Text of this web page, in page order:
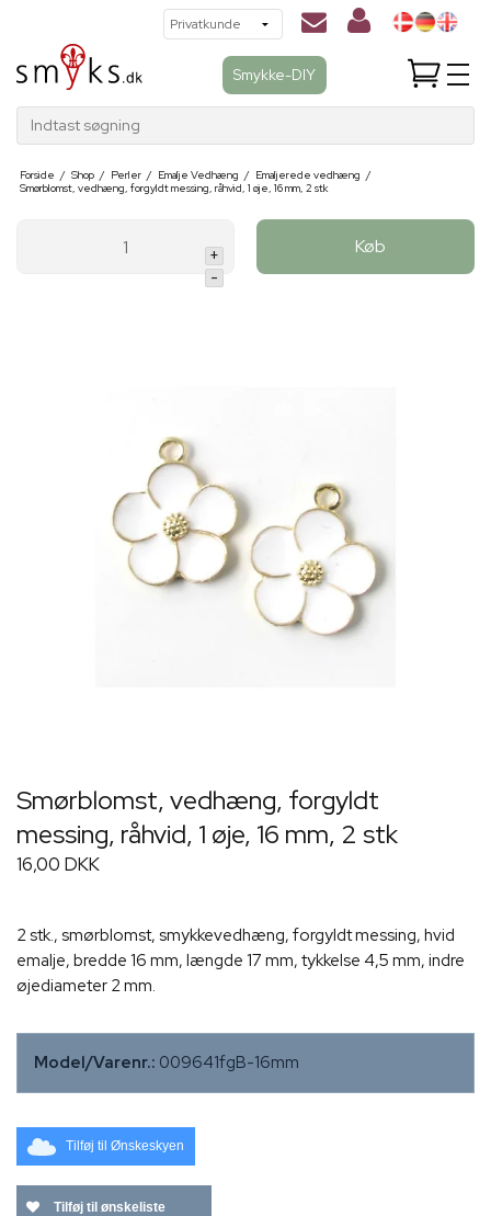
Smykke-DIY
Indtast søgning
Forside / Shop / Perler / Emalje Vedhæng / Emaljerede vedhæng /
Smørblomst, vedhæng, forgyldt messing, råhvid, 1 øje, 16 mm, 2 stk
+
-
Køb
Smørblomst, vedhæng, forgyldt
messing, råhvid, 1 øje, 16 mm, 2 stk
16,00 DKK
2 stk., smørblomst, smykkevedhæng, forgyldt messing, hvid
emalje, bredde 16 mm, længde 17 mm, tykkelse 4,5 mm, indre
øjediameter 2 mm.
Model/Varenr.: 009641fgB-16mm
Tilføj til Ønskeskyen
Tilføj til ønskeliste